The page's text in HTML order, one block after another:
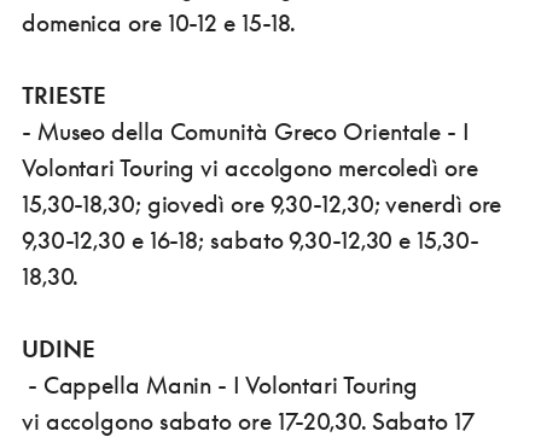
domenica ore 10-12 e 15-18.
TRIESTE
- Museo della Comunità Greco Orientale - I
Volontari Touring vi accolgono mercoledì ore
15,30-18,30; giovedì ore 9,30-12,30; venerdì ore
9,30-12,30 e 16-18; sabato 9,30-12,30 e 15,30-
18,30.
UDINE
- Cappella Manin - I Volontari Touring
vi accolgono sabato ore 17-20,30. Sabato 17